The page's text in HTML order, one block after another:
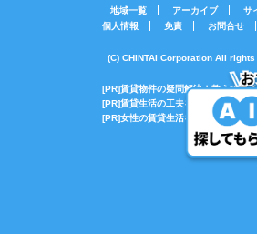
地域一覧 アーカイブ
サ
個人情報
免責 お問合せ
(C) CHINTAI Corporation All
[PR]賃貸物件の疑問解決！教えてエ
[PR]賃貸生活の工夫を紹介！CHINTAI
[PR]女性の賃貸生活を応援！